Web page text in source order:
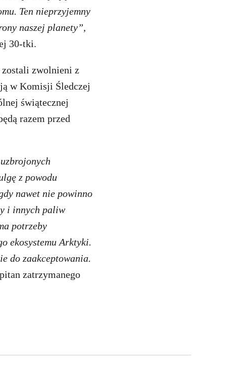
Ten nieprzyjemny
naszej planety”,
30-tki.
zostali zwolnieni z
w Komisji Śledczej
świątecznej
razem przed
z powodu
nawet nie powinno
i innych paliw
potrzeby
ekosystemu Arktyki.
do zaakceptowania.
zatrzymanego